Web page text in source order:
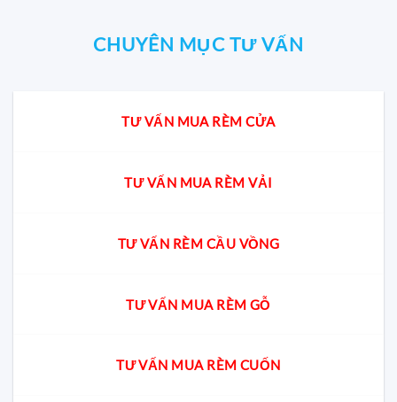
CHUYÊN MỤC TƯ VẤN
TƯ VẤN MUA RÈM CỬA
TƯ VẤN MUA RÈM VẢI
TƯ VẤN RÈM CẦU VỒNG
TƯ VẤN MUA RÈM GỖ
TƯ VẤN MUA RÈM CUỐN